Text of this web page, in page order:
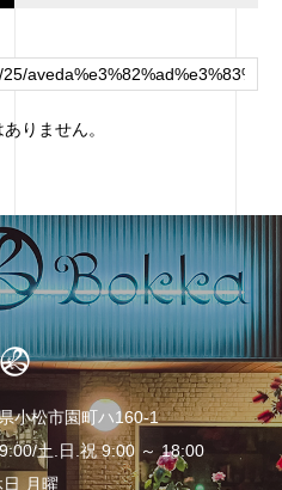
りません。
小松市園町ハ160‐1
土.日.祝 9:00 ～ 18:00
日 月曜